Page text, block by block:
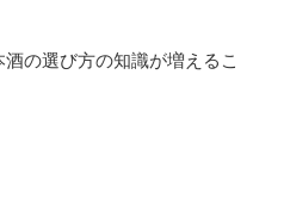
の選び方の知識が増えるこ